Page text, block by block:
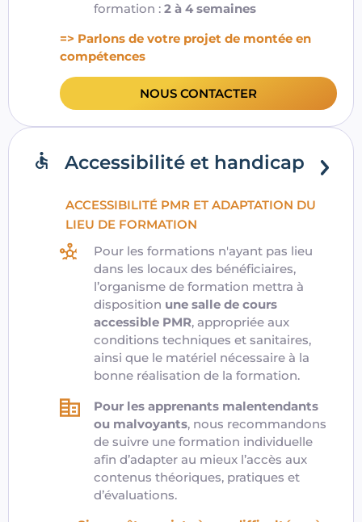
formation :2 à 4 semaines
=> Parlons de votre projet de montée en
compétences
NOUS CONTACTER
Accessibilité et handicap
ACCESSIBILITÉ PMR ET ADAPTATION DU
LIEU DE FORMATION
Pour les formations n'ayant pas lieu
dans les locaux des bénéficiaires,
l’organisme de formation mettra à
disposition une salle de cours
accessible PMR, appropriée aux
conditions techniques et sanitaires,
ainsi que le matériel nécessaire à la
bonne réalisation de la formation.
Pour les apprenants malentendants
ou malvoyants, nous recommandons
de suivre une formation individuelle
afin d’adapter au mieux l’accès aux
contenus théoriques, pratiques et
d’évaluations.